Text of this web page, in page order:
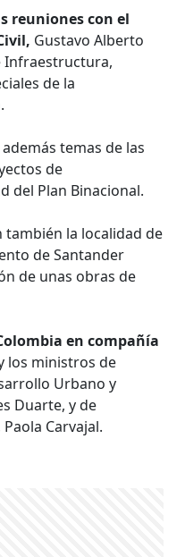
reuniones con el
Gustavo Alberto
Infraestructura,
de la
temas de las
de
del Plan Binacional.
también la localidad de
de Santander
de unas obras de
en compañía
los ministros de
Urbano y
Duarte, y de
Carvajal.